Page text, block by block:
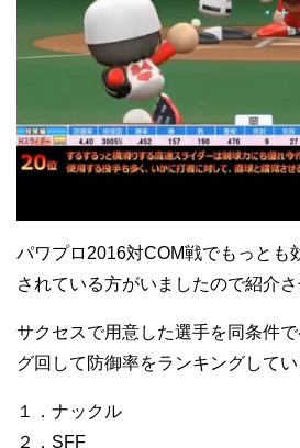
パワプロ2016対COM戦でもっとも
されている方がいましたので紹介さ
サクセスで用意した選手を同条件
グ回して防御率をランキングしてい
１．ナックル
２．SFF